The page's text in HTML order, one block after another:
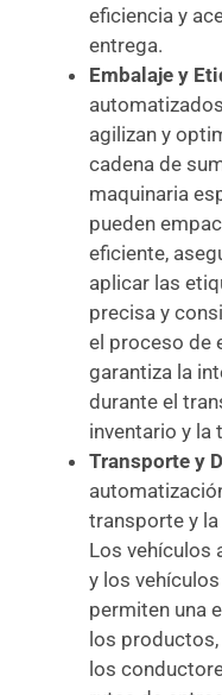
eficiencia y
entrega.
Embalaje y
agilizan y
cadena de
maquinaria
pueden
eficiente,
aplicar las
precisa y
el proceso de
garantiza la
durante el
inventario y la
Transporte y
transporte y
Los vehículos
y los
permiten una
los
los